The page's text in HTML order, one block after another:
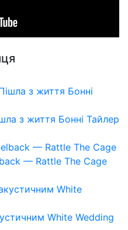
з життя Бонні Тайлер
— Rattle The Cage
White Wedding